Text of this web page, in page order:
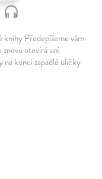
knihy Předepíšeme vám
otevírá své
konci zapadlé uličky